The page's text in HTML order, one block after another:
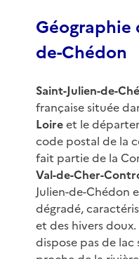
Géographie
de-Chédon
Saint-Julien-de-
française située
Loireet le
code postal de la
fait partie de la
Val-de-Cher-
Julien-de-Chédon
dégradé,
et des hivers
dispose pas de